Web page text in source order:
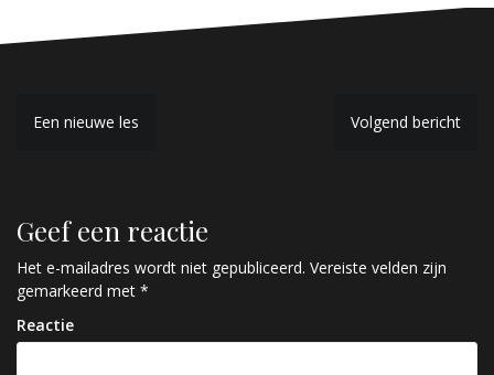
B
i
c
h
t
Een nieuwe les Volgend bericht
Geef een reactie
Het e-mailadres wordt niet gepubliceerd. Vereiste velden zijn
gemarkeerd met *
Reactie